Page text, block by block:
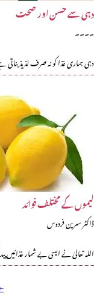
دہی سے حسن اور صحت
۔۔۔۔
دہی ہماری غذا کو نہ صرف لذیذ
لیموں کے مختلف فوائد
ڈاکٹر سمرین فردوس
اللہ تعالیٰ نے ایسی بے شمار